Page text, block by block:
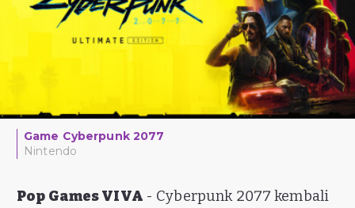
Game Cyberpunk 2077
Nintendo
Pop Games VIVA - Cyberpunk 2077 kembali